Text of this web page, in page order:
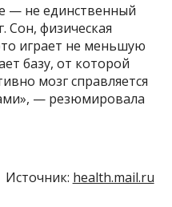
— не единственный
Сон, физическая
играет не меньшую
базу, от которой
мозг справляется
— резюмировала
Источник: health.mail.ru